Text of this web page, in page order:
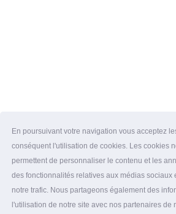
En poursuivant votre navigation vous acceptez
conséquent l'utilisation de cookies. Les cookies
permettent de personnaliser le contenu et les
des fonctionnalités relatives aux médias sociaux
notre trafic. Nous partageons également des
l'utilisation de notre site avec nos partenaires de